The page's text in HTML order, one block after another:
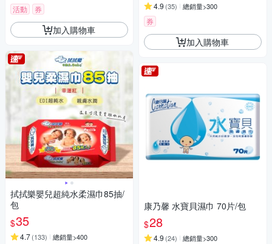
活動 券
加入購物車
拭拭樂嬰兒超純水柔濕巾85抽/
包
$35
4.7(133) 總銷量>400
4.9 (35) 總銷量>300
券
加入購物車
康乃馨 水寶貝濕巾 70片/包
$28
4.9 (24) 總銷量>300